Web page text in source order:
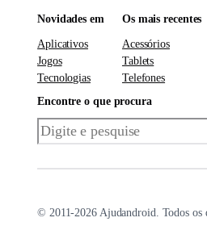
Novidades em
Aplicativos
Jogos
Tecnologias
Os mais recentes
Acessórios
Tablets
Telefones
Encontre o que procura
Pesquisar
© 2011-2026 Ajudandroid. Todos os